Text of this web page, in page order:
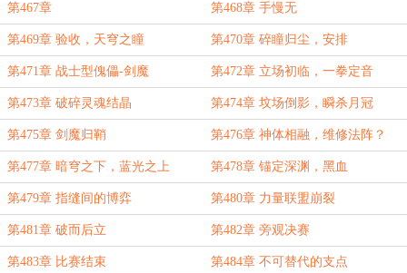
第467章 第468章 手慢无
第469章 验收，天穹之瞳 第470章 碎瞳归尘，安排
第471章 战士型傀儡-剑魔 第472章 立场初临，一拳定音
第473章 破碎灵魂结晶 第474章 坟场倒影，瞬杀月冠
第475章 剑魔归鞘 第476章 神体相融，维修法阵？
第477章 暗穹之下，蓝光之上 第478章 锚定深渊，黑血
第479章 指缝间的博弈 第480章 力量联盟崩裂
第481章 破而后立 第482章 旁观决赛
第483章 比赛结束 第484章 不可替代的支点